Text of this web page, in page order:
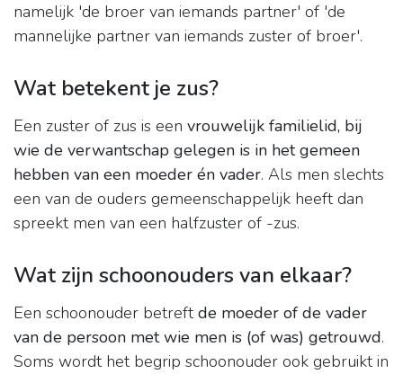
namelijk 'de broer van iemands partner' of 'de
mannelijke partner van iemands zuster of broer'.
Wat betekent je zus?
Een zuster of zus is een vrouwelijk familielid, bij
wie de verwantschap gelegen is in het gemeen
hebben van een moeder én vader. Als men slechts
een van de ouders gemeenschappelijk heeft dan
spreekt men van een halfzuster of -zus.
Wat zijn schoonouders van elkaar?
Een schoonouder betreftde moeder of de vader
van de persoon met wie men is (of was) getrouwd.
Soms wordt het begrip schoonouder ook gebruikt in